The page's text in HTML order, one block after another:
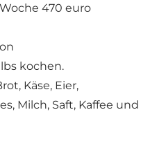
470 euro
kochen.
Käse, Eier,
Milch, Saft, Kaffee und